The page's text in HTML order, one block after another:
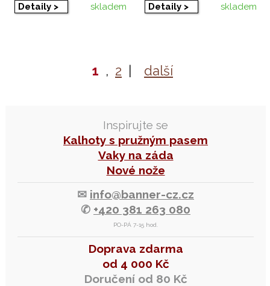
Inspirujte se
Kalhoty s pružným pasem
Vaky na záda
Nové nože
✉ info@banner-cz.cz
✆ +420 381 263 080
PO-PÁ 7-15 hod.
Doprava zdarma
od 4 000 Kč
Doručení od 80 Kč
Detaily > skladem Detaily > skladem
1 , 2 | další